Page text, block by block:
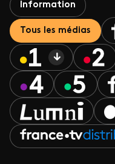
Information
Tous les médias